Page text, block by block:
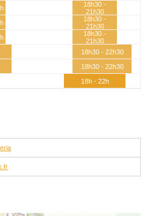
18h30 -
21h30
18h30 -
21h30
18h30 -
21h30
18h30 - 22h30
18h30 - 22h30
18h - 22h